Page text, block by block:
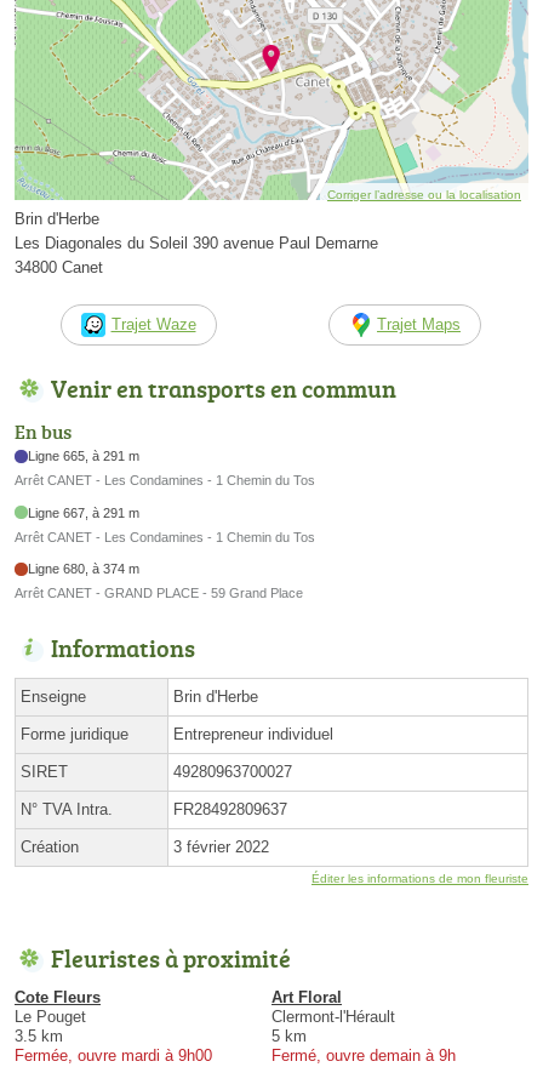
Corriger l’adresse ou la localisation
Brin d'Herbe
Les Diagonales du Soleil 390 avenue Paul Demarne
34800 Canet
Trajet Waze Trajet Maps
Venir en transports en commun
En bus
Ligne 665, à 291 m
Arrêt CANET - Les Condamines - 1 Chemin du Tos
Ligne 667, à 291 m
Arrêt CANET - Les Condamines - 1 Chemin du Tos
Ligne 680, à 374 m
Arrêt CANET - GRAND PLACE - 59 Grand Place
Informations
Enseigne Brin d'Herbe
Forme juridique Entrepreneur individuel
SIRET 49280963700027
N° TVA Intra. FR28492809637
Création 3 février 2022
Éditer les informations de mon fleuriste
Fleuristes à proximité
Cote Fleurs
Le Pouget
3.5 km
Fermée, ouvre mardi à 9h00
Art Floral
Clermont-l'Hérault
5 km
Fermé, ouvre demain à 9h